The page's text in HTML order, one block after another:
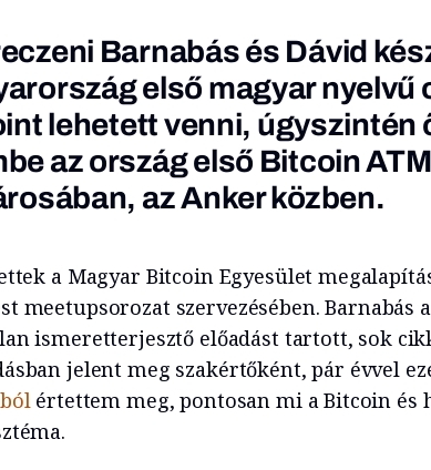
Barnabás és Dávid
első magyar nyelvű
lehetett venni, úgyszintén
az ország első Bitcoin
az Anker közben.
a Magyar Bitcoin Egyesület
meetupsorozat szervezésében. Barnabás
ismeretterjesztő előadást tartott, sok
jelent meg szakértőként, pár évvel
értettem meg, pontosan mi a Bitcoin és